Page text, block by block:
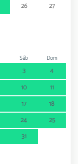
26
27
Sáb Dom
3
4
10
11
17
18
24
25
31